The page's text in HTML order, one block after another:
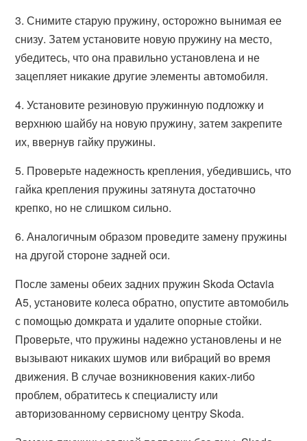
3. Снимите старую пружину, осторожно вынимая ее
снизу. Затем установите новую пружину на место,
убедитесь, что она правильно установлена и не
зацепляет никакие другие элементы автомобиля.
4. Установите резиновую пружинную подложку и
верхнюю шайбу на новую пружину, затем закрепите
их, ввернув гайку пружины.
5. Проверьте надежность крепления, убедившись, что
гайка крепления пружины затянута достаточно
крепко, но не слишком сильно.
6. Аналогичным образом проведите замену пружины
на другой стороне задней оси.
После замены обеих задних пружин Skoda Octavia
A5, установите колеса обратно, опустите автомобиль
с помощью домкрата и удалите опорные стойки.
Проверьте, что пружины надежно установлены и не
вызывают никаких шумов или вибраций во время
движения. В случае возникновения каких-либо
проблем, обратитесь к специалисту или
авторизованному сервисному центру Skoda.